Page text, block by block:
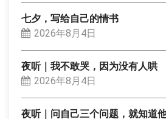
七夕，写给自己的情书
2026年8月4日
夜听｜我不敢哭，因为没有人哄
2026年8月4日
夜听｜问自己三个问题，就知道